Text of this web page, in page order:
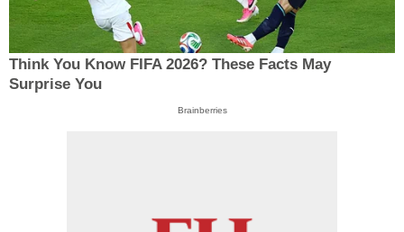
Think You Know FIFA 2026? These Facts May
Surprise You
Brainberries